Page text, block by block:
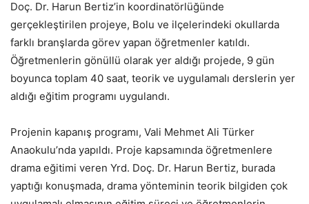
Doç. Dr. Harun Bertiz’in koordinatörlüğünde
gerçekleştirilen projeye, Bolu ve ilçelerindeki okullarda
farklı branşlarda görev yapan öğretmenler katıldı.
Öğretmenlerin gönüllü olarak yer aldığı projede, 9 gün
boyunca toplam 40 saat, teorik ve uygulamalı derslerin yer
aldığı eğitim programı uygulandı.
Projenin kapanış programı, Vali Mehmet Ali Türker
Anaokulu’nda yapıldı. Proje kapsamında öğretmenlere
drama eğitimi veren Yrd. Doç. Dr. Harun Bertiz, burada
yaptığı konuşmada, drama yönteminin teorik bilgiden çok